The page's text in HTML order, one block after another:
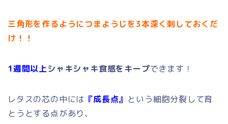
三角形を作るようにつまようじを3本深く刺しておくだ
け！！
1週間以上シャキシャキ食感をキープできます！
レタスの芯の中には 『成長点』 という細胞分裂して育
とうとする点があり、